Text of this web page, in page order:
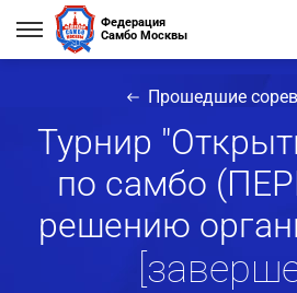
Федерация
Самбо Москвы
Прошедшие
Турнир
по самбо
решению